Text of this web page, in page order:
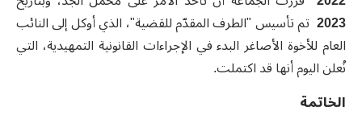
2023 تم تأسيس "الطرف المقدّم للقضية"، الذي أوكل إلى النائب
العام للأخوة الأصاغر البدء في الإجراءات القانونية التمهيدية، التي
نُعلن اليوم أنها قد اكتملت.
الخاتمة